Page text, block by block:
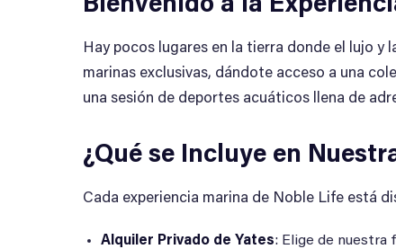
Bienvenido a la
Hay pocos lugares en la tierra donde el lujo y
marinas exclusivas, dándote acceso a una
una sesión de deportes acuáticos llena de
¿Qué se Incluye en
Cada experiencia marina de Noble Life está
Alquiler Privado de Yates: Elige de nuestra